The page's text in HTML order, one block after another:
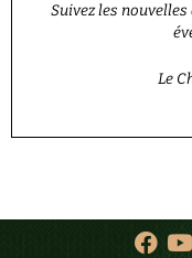
Suivez les
Le